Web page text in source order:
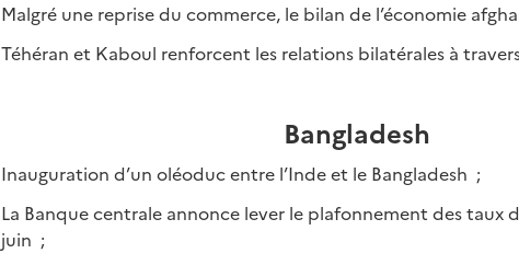
Malgré une reprise du commerce, le bilan de l’économie
Téhéran et Kaboul renforcent les relations bilatérales à
Bangladesh
Inauguration d’un oléoduc entre l’Inde et le Bangladesh ;
La Banque centrale annonce lever le plafonnement des taux
juin ;